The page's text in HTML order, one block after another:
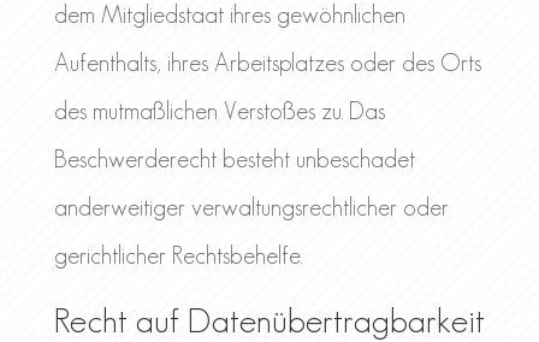
dem Mitgliedstaat ihres gewöhnlichen
Aufenthalts, ihres Arbeitsplatzes oder des Orts
des mutmaßlichen Verstoßes zu. Das
Beschwerderecht besteht unbeschadet
anderweitiger verwaltungsrechtlicher oder
gerichtlicher Rechtsbehelfe.
Recht auf Daten­übertrag­barkeit